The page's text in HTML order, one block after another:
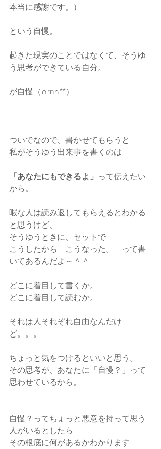
本当に感謝です。）
という自慢。
起きた現実のことではなくて、そうゆ
う思考ができている自分。
が自慢（∩m∩**）
ついでなので、書かせてもらうと
私がそうゆう出来事を書くのは
「あなたにもできるよ」 って伝えたい
から。
暇な人は読み返してもらえるとわかる
と思うけど、
そうゆうときに、セットで
こうしたから　こうなった。　って書
いてあるんだよ～＾＾
どこに着目して書くか。
どこに着目して読むか。
それは人それぞれ自由なんだけ
ど。。。
ちょっと気をつけるといいと思う。
その思考が、あなたに「自慢？」って
思わせているから。
自慢？ってちょっと悪意を持って思う
人がいるとしたら
その根底に何があるかわかります